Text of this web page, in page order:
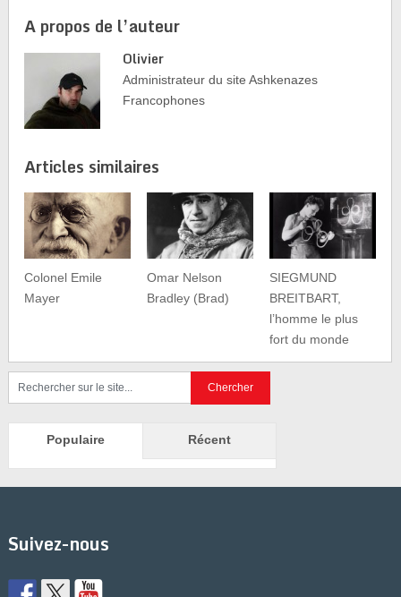
A propos de l’auteur
Olivier
Administrateur du site Ashkenazes
Francophones
Articles similaires
Colonel Emile
Mayer
Omar Nelson
Bradley (Brad)
SIEGMUND
BREITBART,
l’homme le plus
fort du monde
Populaire Récent
Suivez-nous